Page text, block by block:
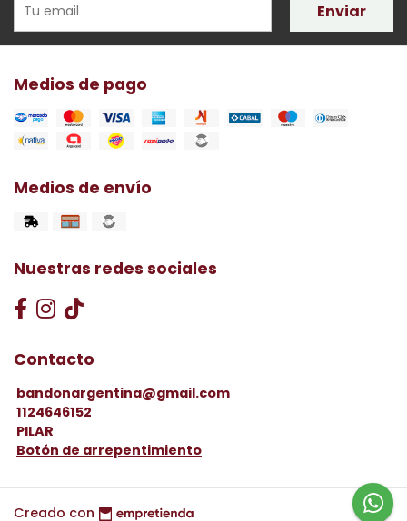
Enviar
Medios de pago
Medios de envío
Nuestras redes sociales
Contacto
bandonargentina@gmail.com
1124646152
PILAR
Botón de arrepentimiento
Creado con